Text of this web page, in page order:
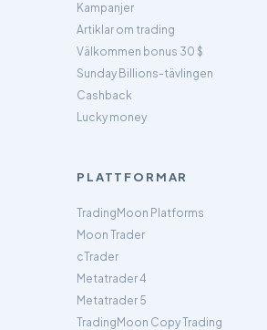
Kampanjer
Artiklar om trading
Välkommen bonus 30 $
Sunday Billions-tävlingen
Cashback
Lucky money
PLATTFORMAR
TradingMoon Platforms
Moon Trader
cTrader
Metatrader 4
Metatrader 5
TradingMoon Copy Trading